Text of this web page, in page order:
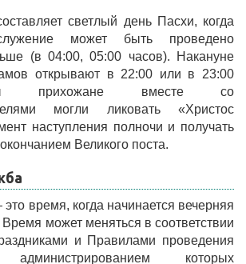
светлый день Пасхи, когда
может быть проведено
(в 04:00, 05:00 часов). Накануне
открывают в 22:00 или в 23:00
прихожане вместе со
могли ликовать «Христос
наступления полночи и получать
Великого поста.
время, когда начинается вечерняя
может меняться в соответствии
и Правилами проведения
администрированием которых